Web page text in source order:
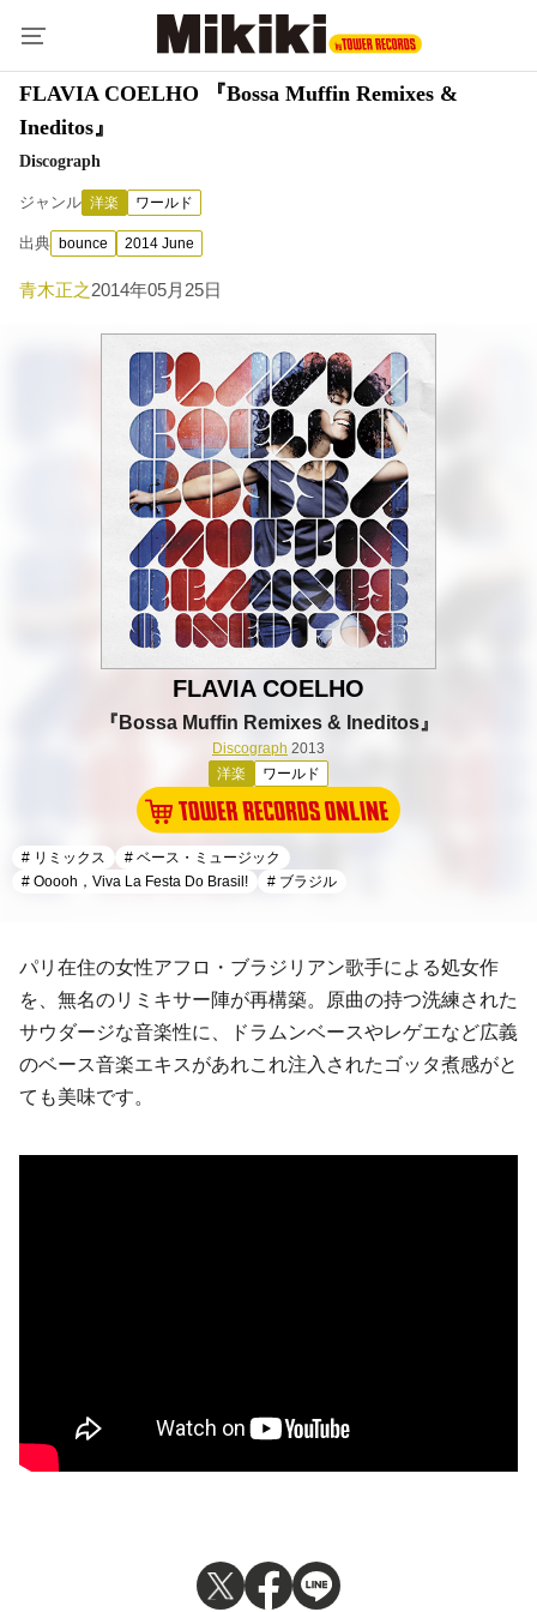
FLAVIA COELHO 『Bossa Muffin Remixes &
Ineditos』
Discograph
ジャンル 洋楽 ワールド
出典 bounce 2014 June
青木正之2014年05月25日
FLAVIA COELHO
『Bossa Muffin Remixes & Ineditos』
Discograph 2013
洋楽
ワールド
# リミックス
# ベース・ミュージック
# Ooooh，Viva La Festa Do Brasil!
# ブラジル
パリ 在住の女性アフロ・ブラジリアン歌手による処女作
を、無名のリミキサー陣が再構築。原曲の持つ洗練された
サウダージな音楽性に、
ドラムンベースやレゲエなど広義
のベース音楽エキスがあれこれ注入されたゴッタ煮感がと
ても美味です。